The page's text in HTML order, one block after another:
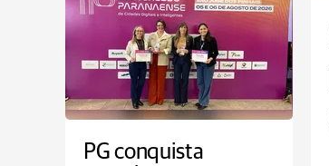
PG conquista